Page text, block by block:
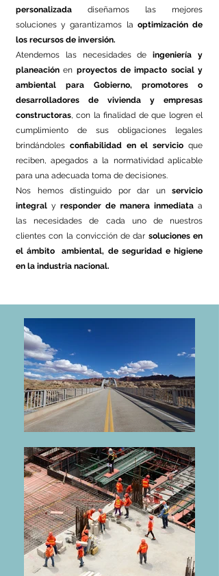
personalizada diseñamos las mejores
soluciones y garantizamos la optimización de
los recursos de inversión.
Atendemos las necesidades deingeniería y
planeación en proyectos de impacto social y
ambiental
para Gobierno, promotores o
desarrolladores de vivienda y empresas
constructoras, con la finalidad de que logren el
cumplimiento de sus obligaciones legales
brindándoles confiabilidad en el servicio que
reciben, apegados a la normatividad aplicable
para una adecuada toma de decisiones.
Nos hemos distinguido por dar un servicio
integral y responder de manera inmediata a
las necesidades de cada uno de nuestros
clientes con la convicción de dar soluciones en
el ámbito ambiental, de seguridad e higiene
en la industria nacional.